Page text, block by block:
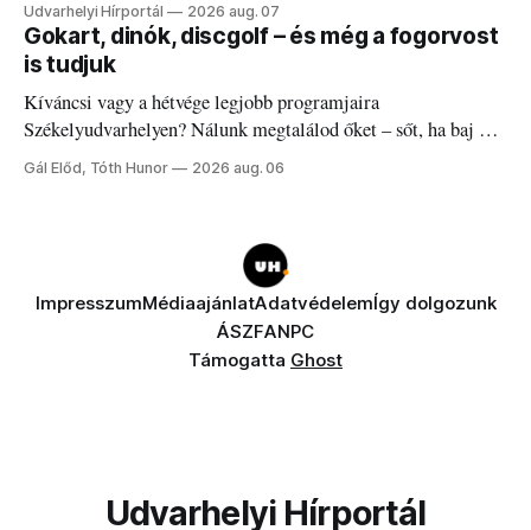
Udvarhelyi Hírportál 2026 aug. 07
Gokart, dinók, discgolf – és még a fogorvost
is tudjuk
Kíváncsi vagy a hétvége legjobb programjaira
Székelyudvarhelyen? Nálunk megtalálod őket – sőt, ha baj van
a fogaddal, a fogorvosi ügyeletet is!
Gál Előd, Tóth Hunor 2026 aug. 06
ImpresszumMédiaajánlatAdatvédelemÍgy dolgozunk
ÁSZFANPC
Támogatta Ghost
Udvarhelyi Hírportál